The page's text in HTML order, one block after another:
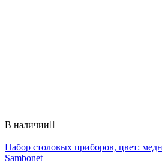
В наличии
Набор столовых приборов, цвет:
Sambonet